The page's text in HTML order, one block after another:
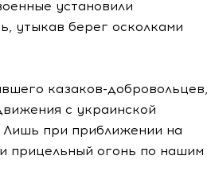
установили
утыкав берег осколками
казаков-добровольцев,
с украинской
Лишь при приближении на
прицельный огонь по нашим